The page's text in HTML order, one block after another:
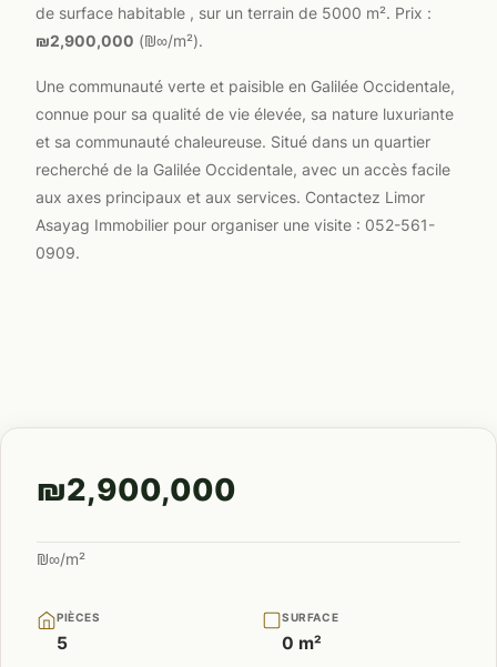
de surface habitable , sur un terrain de 5000 m². Prix :
₪2,900,000 (₪∞/m²).
Une communauté verte et paisible en Galilée Occidentale,
connue pour sa qualité de vie élevée, sa nature luxuriante
et sa communauté chaleureuse. Situé dans un quartier
recherché de la Galilée Occidentale, avec un accès facile
aux axes principaux et aux services. Contactez Limor
Asayag Immobilier pour organiser une visite : 052-561-
0909.
₪2,900,000
₪∞/m²
PIÈCES
5
SURFACE
0 m²